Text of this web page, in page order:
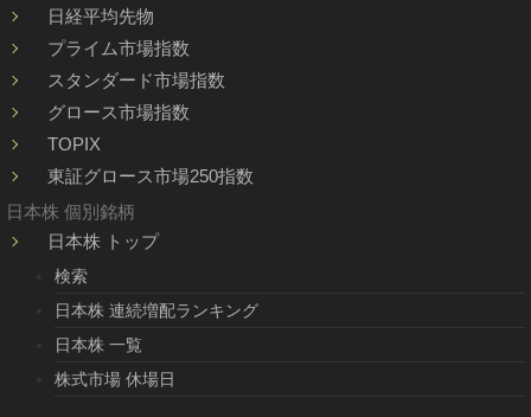
日経平均先物
プライム市場指数
スタンダード市場指数
グロース市場指数
TOPIX
東証グロース市場250指数
日本株 個別銘柄
日本株 トップ
検索
日本株 連続増配ランキング
日本株 一覧
株式市場 休場日